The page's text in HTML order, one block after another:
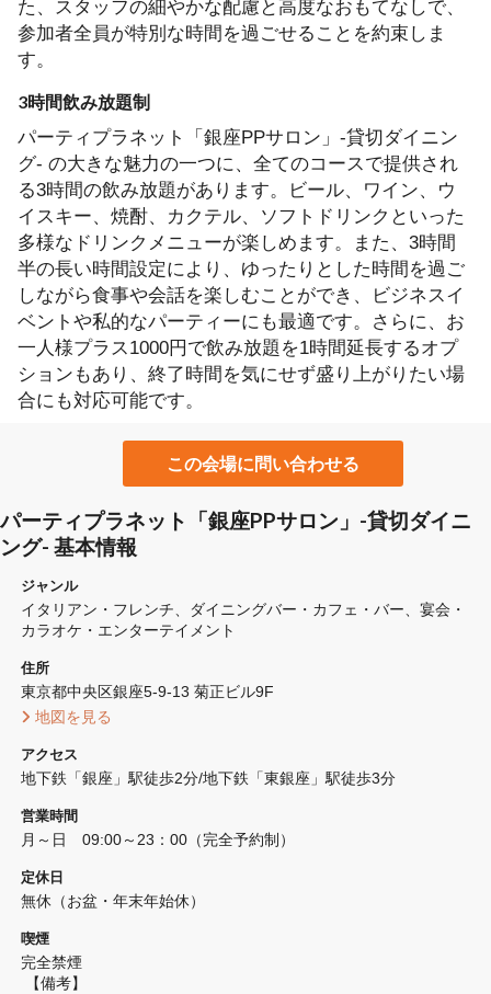
た、スタッフの細やかな配慮と高度なおもてなしで、
参加者全員が特別な時間を過ごせることを約束しま
す。
3時間飲み放題制
パーティプラネット「銀座PPサロン」-貸切ダイニン
グ- の大きな魅力の一つに、全てのコースで提供され
る3時間の飲み放題があります。ビール、ワイン、ウ
イスキー、焼酎、カクテル、ソフトドリンクといった
多様なドリンクメニューが楽しめます。また、3時間
半の長い時間設定により、ゆったりとした時間を過ご
しながら食事や会話を楽しむことができ、ビジネスイ
ベントや私的なパーティーにも最適です。さらに、お
一人様プラス1000円で飲み放題を1時間延長するオプ
ションもあり、終了時間を気にせず盛り上がりたい場
合にも対応可能です。
この会場に問い合わせる
パーティプラネット「銀座PPサロン」-貸切ダイニ
ング- 基本情報
ジャンル
イタリアン・フレンチ ダイニングバー・カフェ・バー
宴会・
カラオケ・エンターテイメント
住所
東京都中央区銀座5-9-13 菊正ビル9F
地図を見る
アクセス
地下鉄「銀座」駅徒歩2分/地下鉄「東銀座」駅徒歩3分
営業時間
月～日　09:00～23：00（完全予約制）
定休日
無休（お盆・年末年始休）
喫煙
完全禁煙
【備考】